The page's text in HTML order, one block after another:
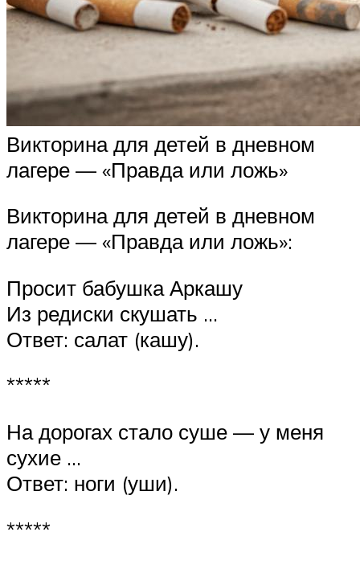
Викторина для детей в дневном
лагере — «Правда или ложь»
Викторина для детей в дневном
лагере — «Правда или ложь»:
Просит бабушка Аркашу
Из редиски скушать …
Ответ: салат (кашу).
*****
На дорогах стало суше — у меня
сухие …
Ответ: ноги (уши).
*****